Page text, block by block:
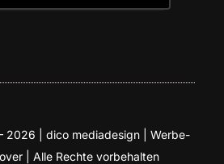
2026 | dico media­de­sign | Wer­be­
| Alle Rech­te vorbehalten